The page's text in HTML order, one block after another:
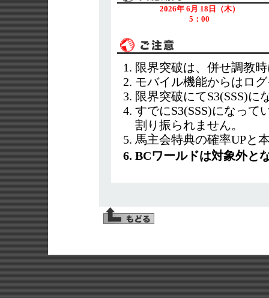
2026年 6月 18日（木）
5：00
限界突破は、併せ調教
モバイル機能からはロ
限界突破にてS3(SSS)に
すでにS3(SSS)になって
割り振られません。
馬主会特典の確率UPと
BCワールドは対象外と